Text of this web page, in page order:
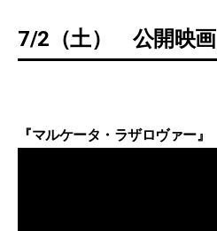
7/2（土） 公開映画
『マルケータ・ラザロヴァー』